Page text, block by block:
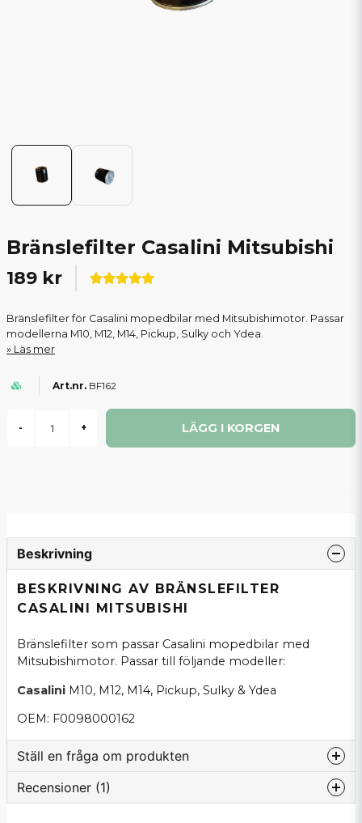
Bränslefilter Casalini Mitsubishi
189 kr
Bränslefilter för Casalini mopedbilar med Mitsubishimotor. Passar
modellerna M10, M12, M14, Pickup, Sulky och Ydea.
Läs mer
BF162
- + LÄGG I KORGEN
Beskrivning
BESKRIVNING AV BRÄNSLEFILTER
CASALINI MITSUBISHI
Bränslefilter som passar Casalini mopedbilar med
Mitsubishimotor. Passar till följande modeller:
Casalini M10, M12, M14, Pickup, Sulky & Ydea
OEM: F0098000162
Ställ en fråga om produkten
question
Fråga oss om denna produkt...
Recensioner (1)